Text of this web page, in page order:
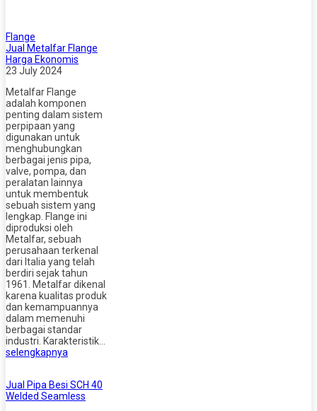
Flange
Jual Metalfar Flange
Harga Ekonomis
23 July 2024
Metalfar Flange
adalah komponen
penting dalam sistem
perpipaan yang
digunakan untuk
menghubungkan
berbagai jenis pipa,
valve, pompa, dan
peralatan lainnya
untuk membentuk
sebuah sistem yang
lengkap. Flange ini
diproduksi oleh
Metalfar, sebuah
perusahaan terkenal
dari Italia yang telah
berdiri sejak tahun
1961. Metalfar dikenal
karena kualitas produk
dan kemampuannya
dalam memenuhi
berbagai standar
industri. Karakteristik…
selengkapnya
Jual Pipa Besi SCH 40
Welded Seamless